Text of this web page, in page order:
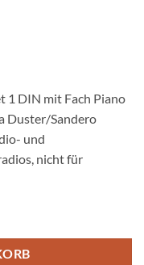
1 DIN mit Fach Piano
Duster/Sandero
und
nicht für